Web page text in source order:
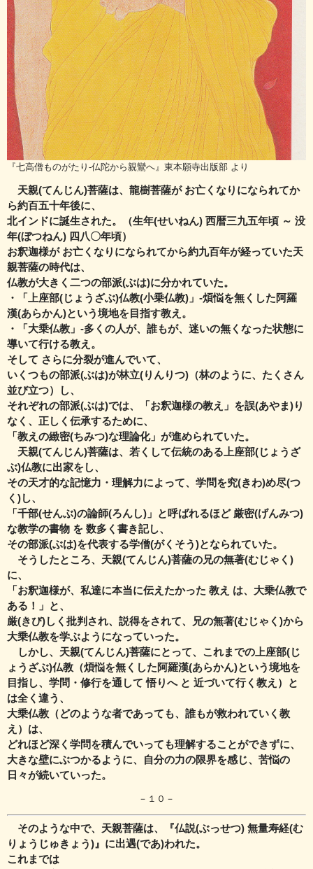
『七高僧ものがたり-仏陀から親鸞へ』東本願寺出版部 より
天親(てんじん)菩薩は、龍樹菩薩が お亡くなりになられてか
ら約百五十年後に、
北インドに誕生された。（生年(せいねん) 西暦三九五年頃 ～ 没
年(ぼつねん) 四八〇年頃）
お釈迦様が お亡くなりになられてから約九百年が経っていた天
親菩薩の時代は、
仏教が大きく二つの部派(ぶは)に分かれていた。
・「上座部(じょうざぶ)仏教(小乗仏教)」‐煩悩を無くした阿羅
漢(あらかん)という境地を目指す教え。
・「大乗仏教」‐多くの人が、誰もが、迷いの無くなった状態に
導いて行ける教え。
そして さらに分裂が進んでいて、
いくつもの部派(ぶは)が林立(りんりつ)（林のように、たくさん
並び立つ）し、
それぞれの部派(ぶは)では、「お釈迦様の教え」を誤(あやま)り
なく、正しく伝承するために、
「教えの緻密(ちみつ)な理論化」が進められていた。
天親(てんじん)菩薩は、若くして伝統のある上座部(じょうざ
ぶ)仏教に出家をし、
その天才的な記憶力・理解力によって、学問を究(きわ)め尽(つ
く)し、
「千部(せんぶ)の論師(ろんし)」と呼ばれるほど 厳密(げんみつ)
な教学の書物 を 数多く書き記し、
その部派(ぶは)を代表する学僧(がくそう)となられていた。
そうしたところ、天親(てんじん)菩薩の兄の無著(むじゃく)
に、
「お釈迦様が、私達に本当に伝えたかった 教え は、大乗仏教で
ある！」と、
厳(きび)しく批判され、説得をされて、兄の無著(むじゃく)から
大乗仏教を学ぶようになっていった。
しかし、天親(てんじん)菩薩にとって、これまでの上座部(じ
ょうざぶ)仏教（煩悩を無くした阿羅漢(あらかん)という境地を
目指し、学問・修行を通して 悟りへ と 近づいて行く教え）と
は全く違う、
大乗仏教（どのような者であっても、誰もが救われていく教
え）は、
どれほど深く学問を積んでいっても理解することができずに、
大きな壁にぶつかるように、自分の力の限界を感じ、苦悩の
日々が続いていった。
－１０－
そのような中で、天親菩薩は、『仏説(ぶっせつ) 無量寿経(む
りょうじゅきょう)』に出遇(であ)われた。
これまでは